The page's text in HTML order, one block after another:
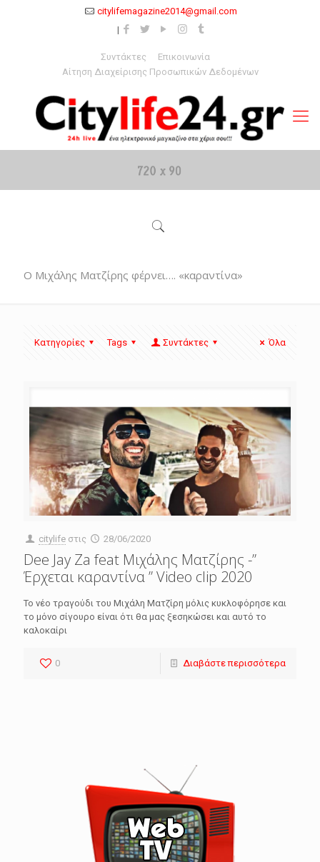
citylifemagazine2014@gmail.com
Συντάκτες
Επικοινωνία
Αίτηση Διαχείρισης Προσωπικών Δεδομένων
Ο Μιχάλης Ματζίρης φέρνει…. «καραντίνα»
Κατηγορίες Tags Συντάκτες Όλα
citylife στις 28/06/2020
Dee Jay Za feat Μιχάλης Ματζίρης -”
Έρχεται καραντίνα ” Video clip 2020
Το νέο τραγούδι του Μιχάλη Ματζίρη μόλις κυκλοφόρησε και
το μόνο σίγουρο είναι ότι θα μας ξεσηκώσει και αυτό το
καλοκαίρι
0 Διαβάστε περισσότερα